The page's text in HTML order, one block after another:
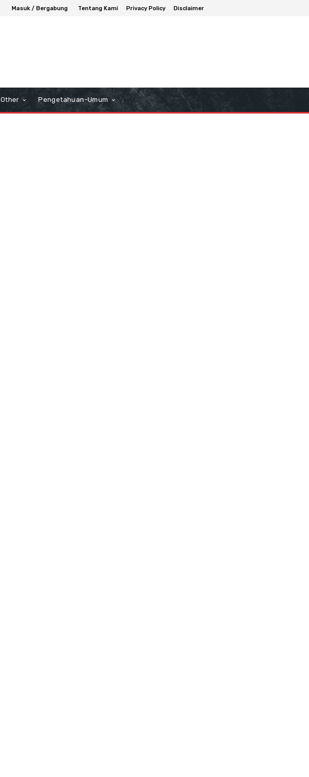
Masuk / Bergabung Tentang Kami Privacy Policy Disclaimer
Other Pengetahuan-Umum